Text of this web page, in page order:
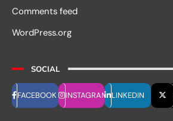
Comments feed
WordPress.org
SOCIAL
FACEBOOK INSTAGRAM LINKEDIN